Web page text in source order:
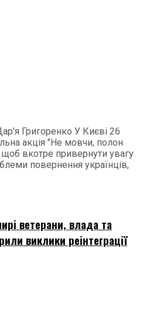
Григоренко У Києві 26
акція "Не мовчи, полон
вкотре привернути увагу
повернення українців,
ветерани, влада та
виклики реінтеграції